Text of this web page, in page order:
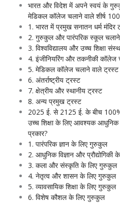
भारत और विदेश में अपने स्वयं के
मेडिकल कॉलेज चलाने वाले शीर्ष
1. भारत में प्रमुख सनातन धर्म मंदिर
2. गुरुकुल और पारंपरिक स्कूल
3. विश्वविद्यालय और उच्च शिक्षा
4. इंजीनियरिंग और तकनीकी कॉलेज
5. मेडिकल कॉलेज चलाने वाले ट्रस्ट
6. अंतर्राष्ट्रीय ट्रस्ट
7. क्षेत्रीय और स्थानीय ट्रस्ट
8. अन्य प्रमुख ट्रस्ट
2025 ई. से 2125 ई. के बीच 100%
उच्च शिक्षा के लिए आवश्यक
प्रकार?
1. पारंपरिक ज्ञान के लिए गुरुकुल
2. आधुनिक विज्ञान और
3. कला और संस्कृति के लिए गुरुकुल
4. नेतृत्व और शासन के लिए गुरुकुल
5. व्यावसायिक शिक्षा के लिए गुरुकुल
6. विशेष कौशल के लिए गुरुकुल